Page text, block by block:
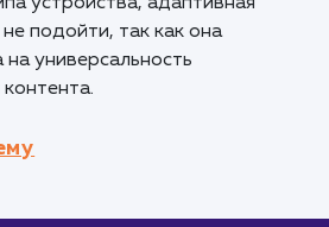
включая Google,
сайты с адаптивной
устройство: